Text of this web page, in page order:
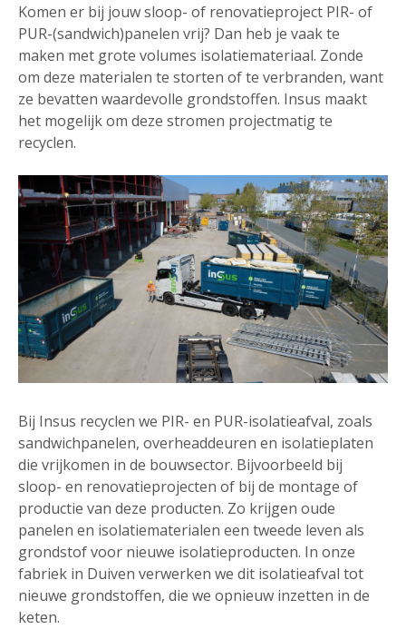
Komen er bij jouw sloop- of renovatieproject PIR- of
PUR-(sandwich)panelen vrij? Dan heb je vaak te
maken met grote volumes isolatiemateriaal. Zonde
om deze materialen te storten of te verbranden, want
ze bevatten waardevolle grondstoffen. Insus maakt
het mogelijk om deze stromen projectmatig te
recyclen.
Bij Insus recyclen we PIR- en PUR-isolatieafval, zoals
sandwichpanelen, overheaddeuren en isolatieplaten
die vrijkomen in de bouwsector. Bijvoorbeeld bij
sloop- en renovatieprojecten of bij de montage of
productie van deze producten. Zo krijgen oude
panelen en isolatiematerialen een tweede leven als
grondstof voor nieuwe isolatieproducten. In onze
fabriek in Duiven verwerken we dit isolatieafval tot
nieuwe grondstoffen, die we opnieuw inzetten in de
keten.